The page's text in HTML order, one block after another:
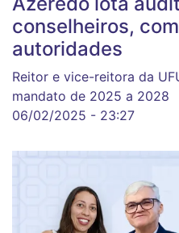
conselheiros,
autoridades
Reitor e vice-reitora da
mandato de 2025 a 2028
06/02/2025 - 23:27